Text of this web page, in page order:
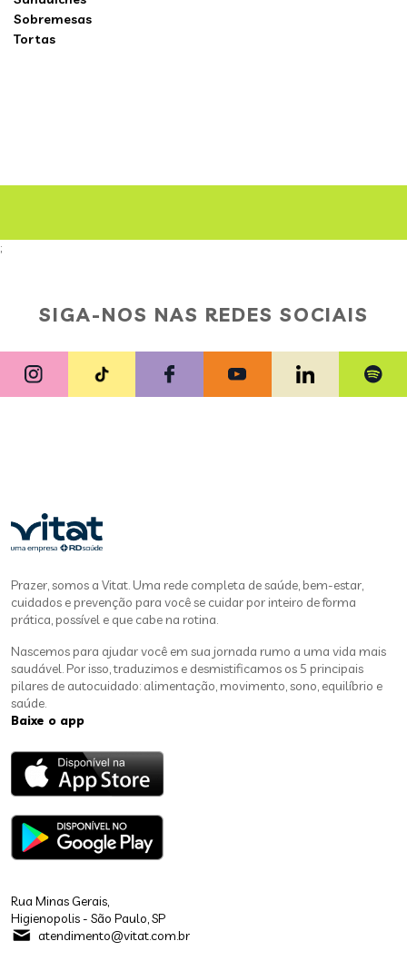
Sobremesas
Tortas
;
SIGA-NOS NAS REDES SOCIAIS
Prazer, somos a Vitat. Uma rede completa de saúde, bem-estar,
cuidados e prevenção para você se cuidar por inteiro de forma
prática, possível e que cabe na rotina.
Nascemos para ajudar você em sua jornada rumo a uma vida mais
saudável. Por isso, traduzimos e desmistificamos os 5 principais
pilares de autocuidado: alimentação, movimento, sono, equilíbrio e
saúde.
Baixe o app
Rua Minas Gerais,
Higienopolis - São Paulo, SP
atendimento@vitat.com.br